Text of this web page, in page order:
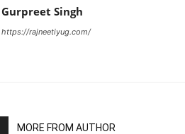
Gurpreet Singh
https://rajneetiyug.com/
MORE FROM AUTHOR